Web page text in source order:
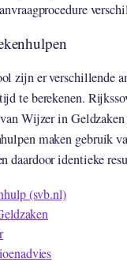
zijn er verschillende
te berekenen.
Wijzer in
maken gebruik
daardoor identieke
(svb.nl)